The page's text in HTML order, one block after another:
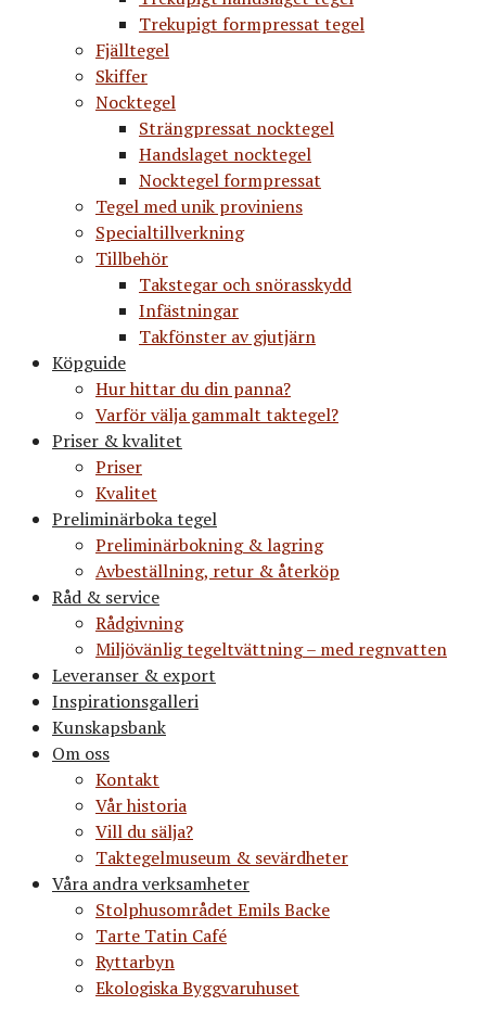
Trekupigt formpressat tegel
Fjälltegel
Skiffer
Nocktegel
Strängpressat nocktegel
Handslaget nocktegel
Nocktegel formpressat
Tegel med unik proviniens
Specialtillverkning
Tillbehör
Takstegar och snörasskydd
Infästningar
Takfönster av gjutjärn
Köpguide
Hur hittar du din panna?
Varför välja gammalt taktegel?
Priser & kvalitet
Priser
Kvalitet
Preliminärboka tegel
Preliminärbokning & lagring
Avbeställning, retur & återköp
Råd & service
Rådgivning
Miljövänlig tegeltvättning – med regnvatten
Leveranser & export
Inspirationsgalleri
Kunskapsbank
Om oss
Kontakt
Vår historia
Vill du sälja?
Taktegelmuseum & sevärdheter
Våra andra verksamheter
Stolphusområdet Emils Backe
Tarte Tatin Café
Ryttarbyn
Ekologiska Byggvaruhuset